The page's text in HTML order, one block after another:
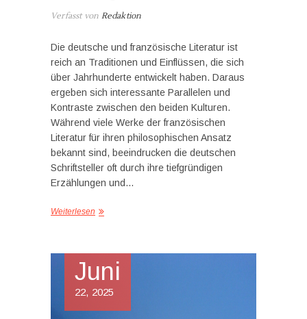
Verfasst von Redaktion
Die deutsche und französische Literatur ist
reich an Traditionen und Einflüssen, die sich
über Jahrhunderte entwickelt haben. Daraus
ergeben sich interessante Parallelen und
Kontraste zwischen den beiden Kulturen.
Während viele Werke der französischen
Literatur für ihren philosophischen Ansatz
bekannt sind, beeindrucken die deutschen
Schriftsteller oft durch ihre tiefgründigen
Erzählungen und…
Weiterlesen
Juni
22, 2025